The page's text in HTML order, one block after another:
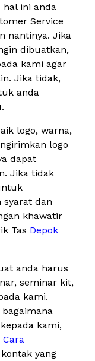
ini anda
Service
nantinya. Jika
dibuatkan,
kami agar
Jika tidak,
anda
logo, warna,
logo
dapat
Jika tidak
syarat dan
khawatir
Tas Depok
anda harus
seminar kit,
kami.
kami,
Cara
yang